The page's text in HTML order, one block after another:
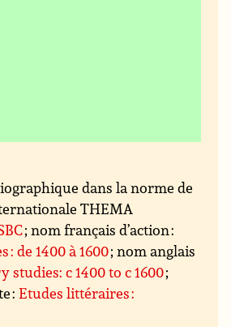
dans la norme de
THEMA
; nom français d’action :
de 1400 à 1600; nom anglais
studies: c 1400 to c 1600;
:Etudes littéraires :